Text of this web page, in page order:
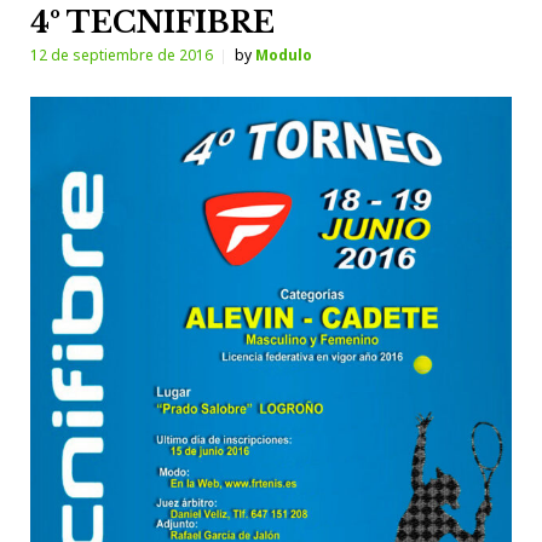
4º TECNIFIBRE
12 de septiembre de 2016 by Modulo